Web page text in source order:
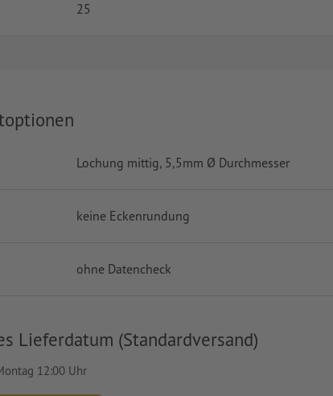
25
Lochung mittig, 5,5mm Ø Durchmesser
keine Eckenrundung
ohne Datencheck
Lieferdatum (Standardversand)
12:00 Uhr